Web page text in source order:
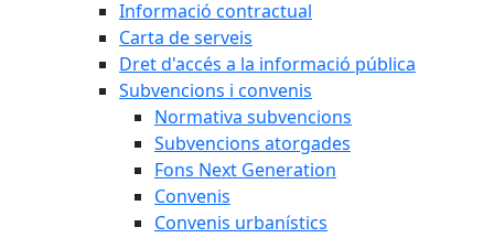
Informació contractual
Carta de serveis
Dret d'accés a la informació pública
Subvencions i convenis
Normativa subvencions
Subvencions atorgades
Fons Next Generation
Convenis
Convenis urbanístics